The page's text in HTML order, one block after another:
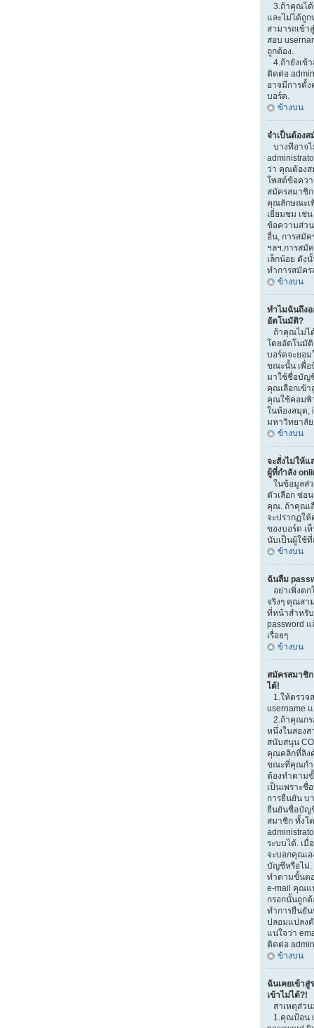
3.ถ้าคุณได้
และไม่ได้ถู
สามารถเข้
สอบ
ถูกต้อง.
4.ถ้ายังเข้
ติดต่อ
อาจมีการตั้
บอร์ด.
ข้างบน
จำเป็นต้อง
บางทีอาจ
ว่า คุณต้องส
โพสต์ข้อควา
สมัครสมาชิ
คุณลักษณะเ
เยี่ยมชม เช่
ข้อความส่ว
อื่น, การสมัค
ฯลฯ.การสมั
เล็กน้อย ดัง
ทำการสมัค
ข้างบน
ทำไมฉันถึง
อัตโนมัติ?
ถ้าคุณไม่ไ
โดยอัตโนมั
บอร์ดจะยอ
ขณะนั้น เพื่อ
มาใช้ชื่อบัญ
คุณเลือกเข้
คุณใช้คอมพิ
ในห้องสมุด,
มหาวิทยาลัย
ข้างบน
จะสั่งไม่ให้แ
ผู้ที่กำลัง
ในข้อมูลส่
ตัวเลือก ซ่อ
คุณ. ถ้าคุณเ
จะปรากฏใ
ของบอร์ด เ
นับเป็นผู้ใช้
ข้างบน
ฉันลืม
อย่าเพิ่งต
จริงๆ คุณสา
ที่หน้าสำหรั
password
เรื่อยๆ
ข้างบน
สมัครสมาชิ
ได้!
1.ให้ตรวจ
username
2.ถ้าคุณกร
หนึ่งในสองส
สนับสนุน
คุณคลิกที่ลิง
ขณะที่คุณกำ
ต้องทำตาม
เป็นเพราะ
การยืนยัน บ
ยืนยันชื่อบัญ
สมาชิก ทั้งโ
ระบบได้. เ
จะบอกคุณเ
บัญชีหรือไม่.
ทำตามขั้นต
e-mail คุณแ
กรอกนั้นถูกต้
ทำการยืนยั
ปลอมแปลง
แน่ใจว่า
ติดต่อ
ข้างบน
ฉันเคยเข้า
เข้าไม่ได้?!
สาเหตุส่ว
1.คุณป้อน